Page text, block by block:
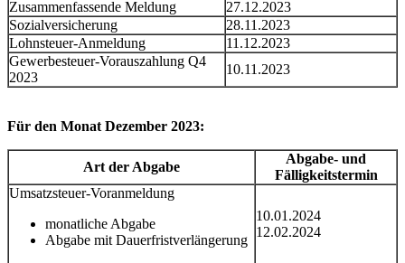
Zusammenfassende Meldung
27.12.2023
Sozialversicherung
28.11.2023
Lohnsteuer-Anmeldung
11.12.2023
Gewerbesteuer-Vorauszahlung Q4
2023
10.11.2023
Für den Monat Dezember 2023:
Art der Abgabe
Abgabe- und
Fälligkeitstermin
Umsatzsteuer-Voranmeldung
monatliche Abgabe
Abgabe mit Dauerfristverlängerung
10.01.2024
12.02.2024